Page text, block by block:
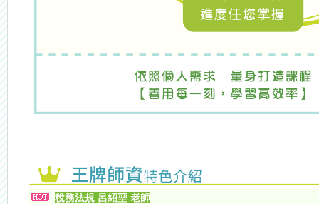
稅務法規 呂紹堃 老師